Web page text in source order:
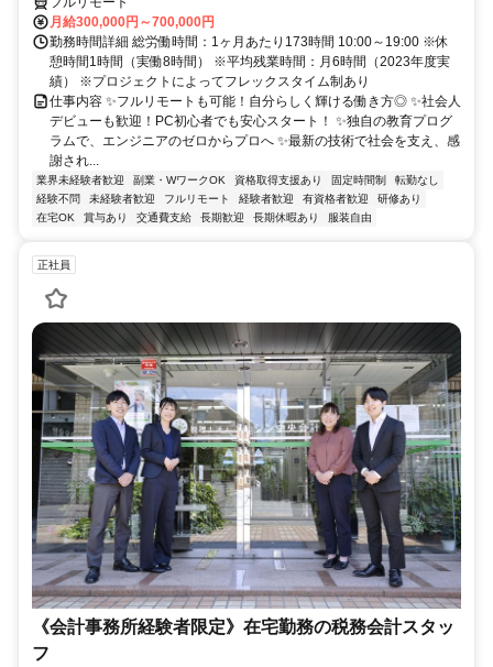
月給300,000円～700,000円
勤務時間詳細 総労働時間：1ヶ月あたり173時間 10:00～19:00 ※休
憩時間1時間（実働8時間） ※平均残業時間：月6時間（2023年度実
績） ※プロジェクトによってフレックスタイム制あり
仕事内容 ✨フルリモートも可能！自分らしく輝ける働き方◎ ✨社会人
デビューも歓迎！PC初心者でも安心スタート！ ✨独自の教育プログ
ラムで、エンジニアのゼロからプロへ ✨最新の技術で社会を支え、感
謝され...
業界未経験者歓迎 副業・WワークOK 資格取得支援あり 固定時間制
転勤なし
経験不問
未経験者歓迎 フルリモート 経験者歓迎 有資格者歓迎
研修あり
在宅OK
賞与あり 交通費支給 長期歓迎 長期休暇あり 服装自由
正社員
《会計事務所経験者限定》在宅勤務の税務会計スタッ
フ